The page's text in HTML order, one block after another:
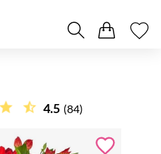
4.5 (84)